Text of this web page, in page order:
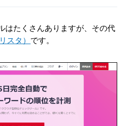
はたくさんありますが、その代
スタ） です。